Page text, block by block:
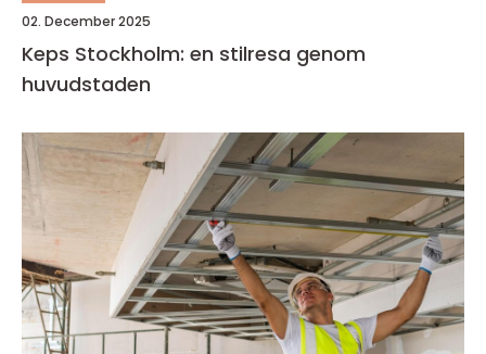
02. December 2025
Keps Stockholm: en stilresa genom
huvudstaden